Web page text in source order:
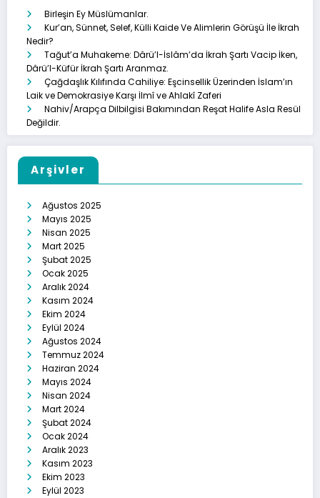
Birleşin Ey Müslümanlar.
Kur’an, Sünnet, Selef, Külli Kaide Ve Alimlerin Görüşü İle İkrah
Nedir?
Tağut’a Muhakeme: Dârü’l-İslâm’da İkrah Şartı Vacip İken,
Dârü’l-Küfür İkrah Şartı Aranmaz.
Çağdaşlık Kılıfında Cahiliye: Eşcinsellik Üzerinden İslam’ın
Laik ve Demokrasiye Karşı İlmî ve Ahlakî Zaferi
Nahiv/Arapça Dilbilgisi Bakımından Reşat Halife Asla Resül
Değildir.
Arşivler
Ağustos 2025
Mayıs 2025
Nisan 2025
Mart 2025
Şubat 2025
Ocak 2025
Aralık 2024
Kasım 2024
Ekim 2024
Eylül 2024
Ağustos 2024
Temmuz 2024
Haziran 2024
Mayıs 2024
Nisan 2024
Mart 2024
Şubat 2024
Ocak 2024
Aralık 2023
Kasım 2023
Ekim 2023
Eylül 2023